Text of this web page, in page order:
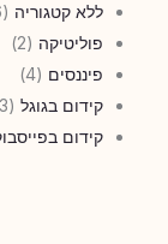
ללא קטגוריה (3,506)
פוליטיקה (2)
פיננסים (4)
קידום בגוגל (3)
קידום